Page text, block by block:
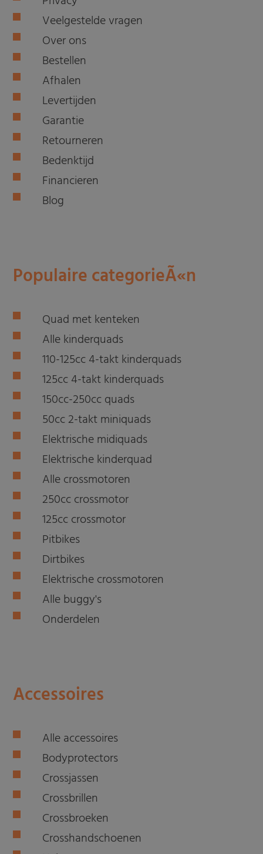
Veelgestelde vragen
Over ons
Bestellen
Afhalen
Levertijden
Garantie
Retourneren
Bedenktijd
Financieren
Blog
Populaire categorieÃ«n
Quad met kenteken
Alle kinderquads
110-125cc 4-takt kinderquads
125cc 4-takt kinderquads
150cc-250cc quads
50cc 2-takt miniquads
Elektrische midiquads
Elektrische kinderquad
Alle crossmotoren
250cc crossmotor
125cc crossmotor
Pitbikes
Dirtbikes
Elektrische crossmotoren
Alle buggy's
Onderdelen
Accessoires
Alle accessoires
Bodyprotectors
Crossjassen
Crossbrillen
Crossbroeken
Crosshandschoenen